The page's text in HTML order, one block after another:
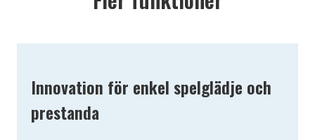
Innovation för enkel spelglädje och
prestanda